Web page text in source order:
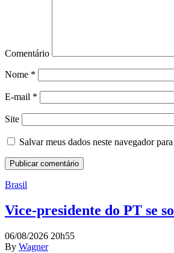
Comentário
Nome *
E-mail *
Site
Salvar meus dados neste navegador
Brasil
Vice-presidente do PT se
06/08/2026 20h55
By Wagner